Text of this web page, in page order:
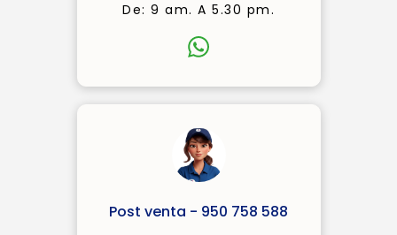
De: 9 am. A 5.30 pm.
Post venta - 950 758 588